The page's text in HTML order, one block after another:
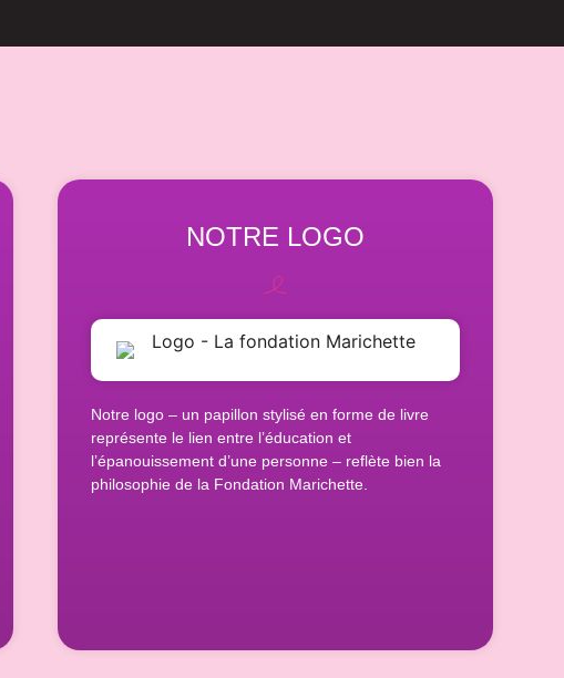
NOTRE LOGO
Notre logo – un papillon stylisé en forme de livre
représente le lien entre l’éducation et
l’épanouissement d’une personne – reflète bien la
philosophie de la Fondation Marichette.